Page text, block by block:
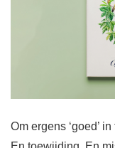
Om ergens ‘goed’